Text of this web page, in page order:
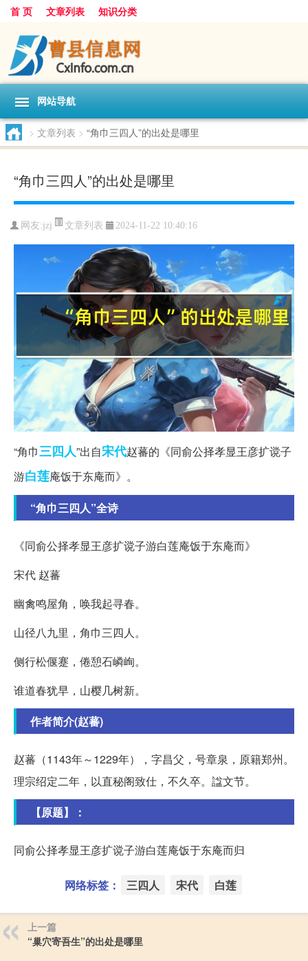
首 页 文章列表 知识分类
网站导航
> 文章列表 > “角巾三四人”的出处是哪里
“角巾三四人”的出处是哪里
网友:jzj 文章列表 2024-11-22 10:40:16
“角巾三四人”出自宋代赵蕃的《同俞公择孝显王彦扩谠子
游白莲庵饭于东庵而》。
“角巾三四人”全诗
《同俞公择孝显王彦扩谠子游白莲庵饭于东庵而》
宋代 赵蕃
幽禽鸣屋角，唤我起寻春。
山径八九里，角巾三四人。
侧行松偃蹇，倦憩石嶙峋。
谁道春犹早，山樱几树新。
作者简介(赵蕃)
赵蕃（1143年～1229年），字昌父，号章泉，原籍郑州。
理宗绍定二年，以直秘阁致仕，不久卒。諡文节。
【原题】：
同俞公择孝显王彦扩谠子游白莲庵饭于东庵而归
网络标签： 三四人 宋代 白莲
上一篇
“巢穴寄吾生”的出处是哪里